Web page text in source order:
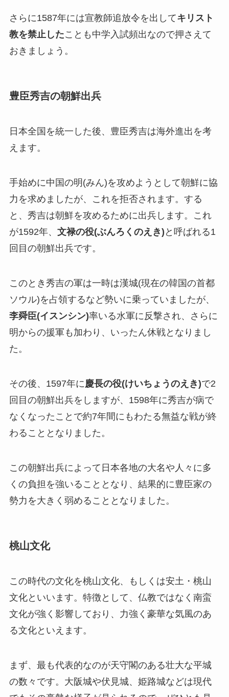
さらに1587年には宣教師追放令を出してキリスト
教を禁止したことも中学入試頻出なので押さえて
おきましょう。
豊臣秀吉の朝鮮出兵
日本全国を統一した後、豊臣秀吉は海外進出を考
えます。
手始めに中国の明(みん)を攻めようとして朝鮮に協
力を求めましたが、これを拒否されます。する
と、秀吉は朝鮮を攻めるために出兵します。これ
が1592年、 文禄の役(ぶんろくのえき) と呼ばれる1
回目の朝鮮出兵です。
このとき秀吉の軍は一時は漢城(現在の韓国の首都
ソウル)を占領するなど勢いに乗っていましたが、
李舜臣(イスンシン)率いる水軍に反撃され、さらに
明からの援軍も加わり、いったん休戦となりまし
た。
その後、1597年に 慶長の役(けいちょうのえき)で2
回目の朝鮮出兵をしますが、1598年に秀吉が病で
なくなったことで約7年間にもわたる無益な戦が終
わることとなりました。
この朝鮮出兵によって日本各地の大名や人々に多
くの負担を強いることとなり、結果的に豊臣家の
勢力を大きく弱めることとなりました。
桃山文化
この時代の文化を桃山文化、もしくは安土・桃山
文化といいます。特徴として、仏教ではなく南蛮
文化が強く影響しており、力強く豪華な気風のあ
る文化といえます。
まず、最も代表的なのが天守閣のある壮大な平城
の数々です。大阪城や伏見城、姫路城などは現代